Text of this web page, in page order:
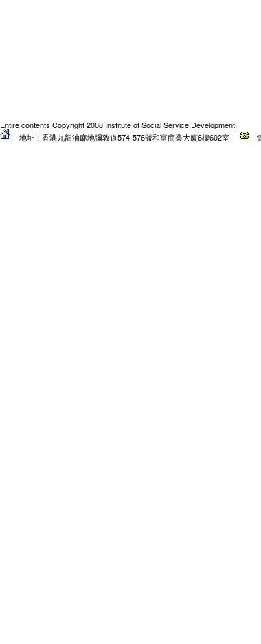
Entire contents Copyright 2008 Institute of Social Service Development.
地址：香港九龍油麻地彌敦道574-576號和富商業大廈6樓602室